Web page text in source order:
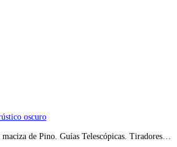
oscuro
de Pino. Guías Telescópicas. Tiradores…